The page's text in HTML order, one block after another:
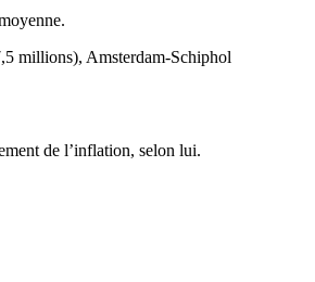
millions), Amsterdam-Schiphol
de l’inflation, selon lui.